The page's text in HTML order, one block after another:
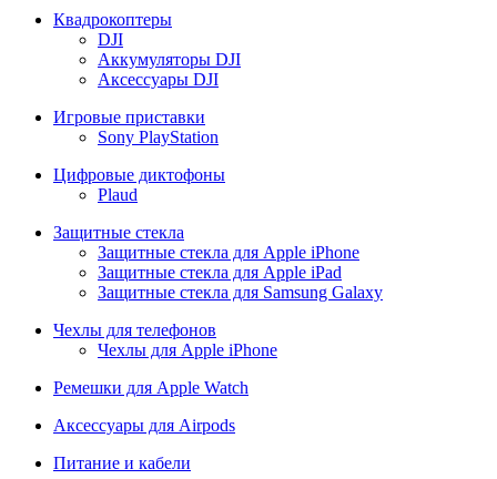
Квадрокоптеры
DJI
Аккумуляторы DJI
Аксессуары DJI
Игровые приставки
Sony PlayStation
Цифровые диктофоны
Plaud
Защитные стекла
Защитные стекла для Apple iPhone
Защитные стекла для Apple iPad
Защитные стекла для Samsung Galaxy
Чехлы для телефонов
Чехлы для Apple iPhone
Ремешки для Apple Watch
Аксессуары для Airpods
Питание и кабели